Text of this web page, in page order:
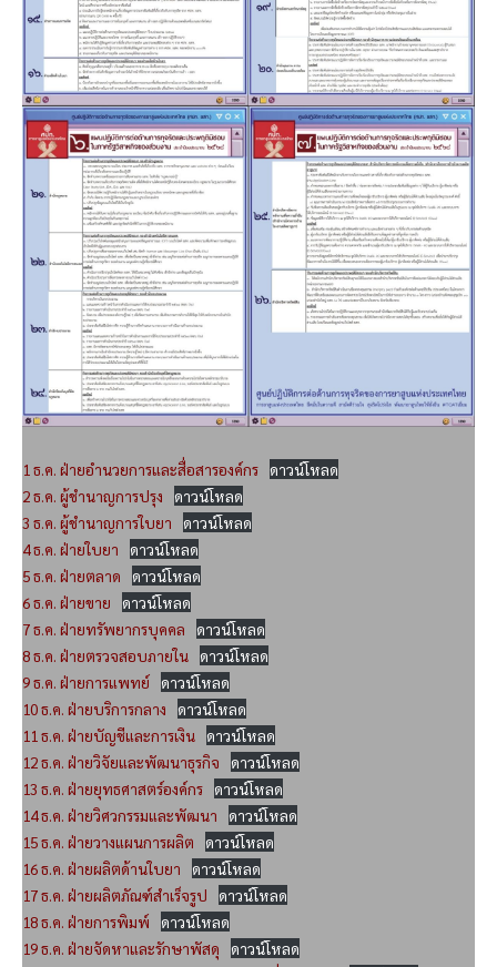
1 ธ.ค. ฝ่ายอำนวยการและสื่อสารองค์กร
ดาวน์โหลด
2 ธ.ค. ผู้ชำนาญการปรุง
ดาวน์โหลด
3 ธ.ค. ผู้ชำนาญการใบยา
ดาวน์โหลด
4 ธ.ค. ฝ่ายใบยา
ดาวน์โหลด
5 ธ.ค. ฝ่ายตลาด
ดาวน์โหลด
6 ธ.ค. ฝ่ายขาย
ดาวน์โหลด
7 ธ.ค. ฝ่ายทรัพยากรบุคคล
ดาวน์โหลด
8 ธ.ค. ฝ่ายตรวจสอบภายใน
ดาวน์โหลด
9 ธ.ค. ฝ่ายการแพทย์
ดาวน์โหลด
10 ธ.ค. ฝ่ายบริการกลาง
ดาวน์โหลด
11 ธ.ค. ฝ่ายบัญชีและการเงิน
ดาวน์โหลด
12 ธ.ค. ฝ่ายวิจัยและพัฒนาธุรกิจ
ดาวน์โหลด
13 ธ.ค. ฝ่ายยุทธศาสตร์องค์กร
ดาวน์โหลด
14 ธ.ค. ฝ่ายวิศวกรรมและพัฒนา
ดาวน์โหลด
15 ธ.ค. ฝ่ายวางแผนการผลิต
ดาวน์โหลด
16 ธ.ค. ฝ่ายผลิตด้านใบยา
ดาวน์โหลด
17 ธ.ค. ฝ่ายผลิตภัณฑ์สำเร็จรูป
ดาวน์โหลด
18 ธ.ค. ฝ่ายการพิมพ์
ดาวน์โหลด
19 ธ.ค. ฝ่ายจัดหาและรักษาพัสดุ
ดาวน์โหลด